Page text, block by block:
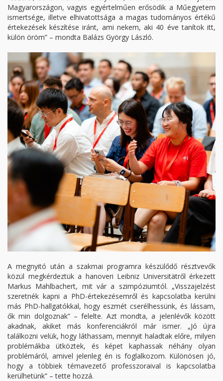
Magyarországon, vagyis egyértelműen erősödik a Műegyetem
ismertsége, illetve elhivatottsága a magas tudományos értékű
értekezések készítése iránt, ami nekem, aki 40 éve tanítok itt,
külön öröm” – mondta Balázs György László.
A megnyitó után a szakmai programra készülődő résztvevők
közül megkérdeztük a hanoveri Leibniz Universitätről érkezett
Markus Mahlbachert, mit vár a szimpóziumtól. „Visszajelzést
szeretnék kapni a PhD-értekezésemről és kapcsolatba kerülni
más PhD-hallgatókkal, hogy eszmét cserélhessünk, és lássam,
ők min dolgoznak” – felelte. Azt mondta, a jelenlévők között
akadnak, akiket más konferenciákról már ismer. „Jó újra
találkozni velük, hogy láthassam, mennyit haladtak előre, milyen
problémákba ütköztek, és képet kaphassak néhány olyan
problémáról, amivel jelenleg én is foglalkozom. Különösen jó,
hogy a többiek témavezető professzoraival is kapcsolatba
kerülhetünk” – tette hozzá.